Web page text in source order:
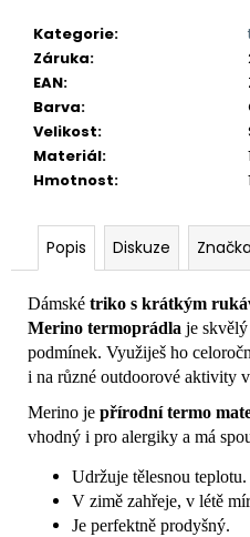
Kategorie:
Záruka:
EAN:
Barva:
Velikost:
Materiál:
Hmotnost:
Popis Diskuze Značka
Dámské triko s krátkým
Merino termoprádla je
podmínek. Využiješ ho
i na různé outdoorové aktivity
Merino je přírodní termo
vhodný i pro alergiky a má
Udržuje tělesnou teplotu.
V zimě zahřeje, v létě
Je perfektně prodyšný.